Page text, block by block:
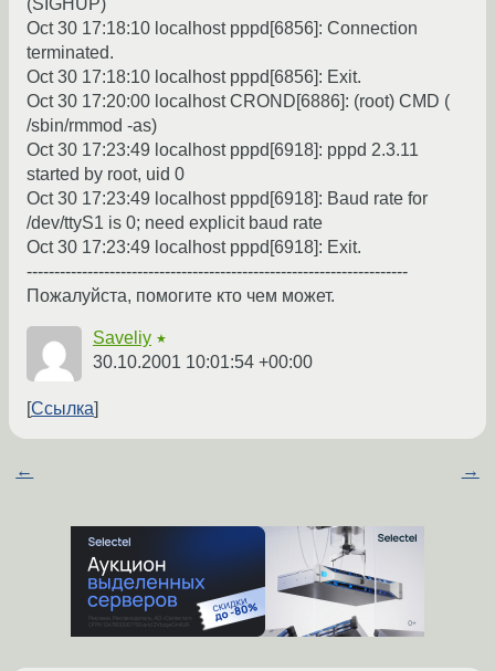
(SIGHUP)
Oct 30 17:18:10 localhost pppd[6856]: Connection
terminated.
Oct 30 17:18:10 localhost pppd[6856]: Exit.
Oct 30 17:20:00 localhost CROND[6886]: (root) CMD (
/sbin/rmmod -as)
Oct 30 17:23:49 localhost pppd[6918]: pppd 2.3.11
started by root, uid 0
Oct 30 17:23:49 localhost pppd[6918]: Baud rate for
/dev/ttyS1 is 0; need explicit baud rate
Oct 30 17:23:49 localhost pppd[6918]: Exit.
---------------------------------------------------------------------
Пожалуйста, помогите кто чем может.
Saveliy ★
30.10.2001 10:01:54 +00:00
Ссылка
← →